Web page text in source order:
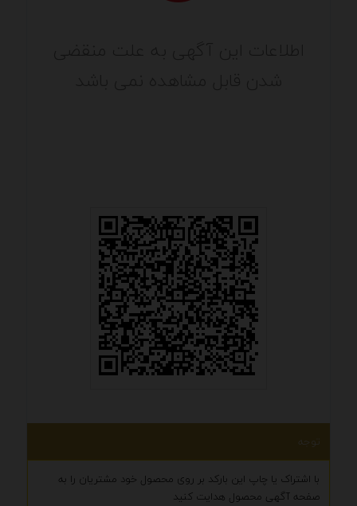
توجه
با اشتراک یا چاپ این بارکد بر روی محصول خود مشتریان را به
صفحه آگهی محصول هدایت کنید